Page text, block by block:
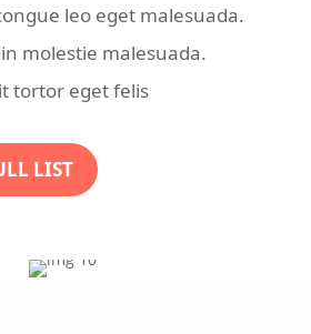
leo eget malesuada.
molestie malesuada.
tortor eget felis
LIST